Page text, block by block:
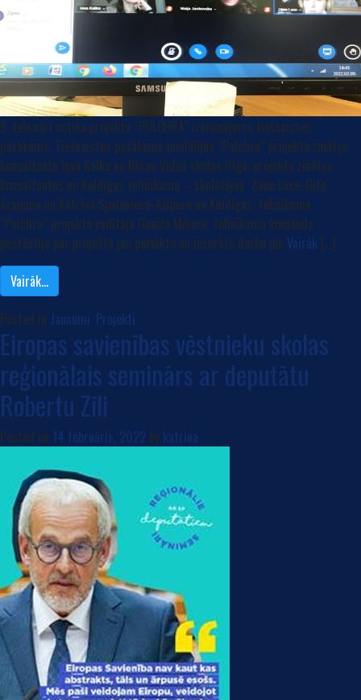
9. februārī notika projekta ‘’PULCHRA’’ izaicinājuma tiešsaistes
pasākums. Tiešsaistes pasākumā piedalījās ‘’Pulchra’’ projekta zinātņu
konsultante Ieva Kalka no Bērnu Vides skolas Rīgā, projekta zinātņu
konsultantes no Kuldīgas tehnikuma – skolotājas Zane Lase, Gita
Arājuma un Katrīna Spuleniece-Aišpure un Kuldīgas tehnikuma
‘’Pulchra’’ projekta vadītāja Gunita Meiere. Tehnikuma komanda
pastāstīja par projektā jau paveikto un iecerēto darbu pie Vairāk […]
Vairāk…
Posted in Jaunumi, Projekti
Eiropas savienības vēstnieku skolas
reģionālais seminārs ar deputātu
Robertu Zīli
Posted on 14 februāris, 2022 by katrina